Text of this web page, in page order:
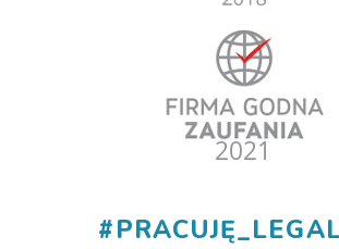
#